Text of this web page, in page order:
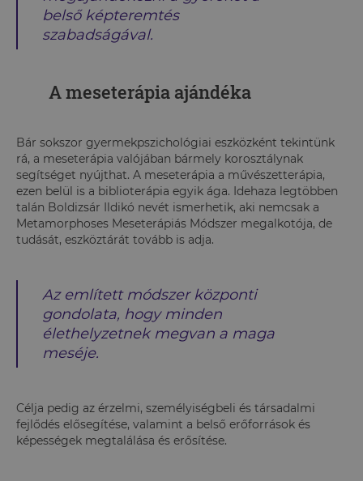
belső képteremtés
szabadságával.
A meseterápia ajándéka
Bár sokszor gyermekpszichológiai eszközként tekintünk
rá, a meseterápia valójában bármely korosztálynak
segítséget nyújthat. A meseterápia a művészetterápia,
ezen belül is a biblioterápia egyik ága. Idehaza legtöbben
talán Boldizsár Ildikó nevét ismerhetik, aki nemcsak a
Metamorphoses Meseterápiás Módszer megalkotója, de
tudását, eszköztárát tovább is adja.
Az említett módszer központi
gondolata, hogy minden
élethelyzetnek megvan a maga
meséje.
Célja pedig az érzelmi, személyiségbeli és társadalmi
fejlődés elősegítése, valamint a belső erőforrások és
képességek megtalálása és erősítése.